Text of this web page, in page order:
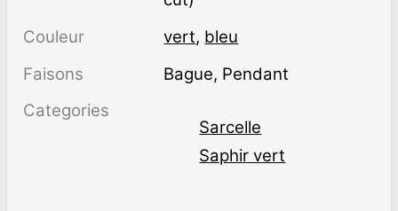
Couleur
vert, bleu
Faisons
Bague, Pendant
Categories
Sarcelle
Saphir vert